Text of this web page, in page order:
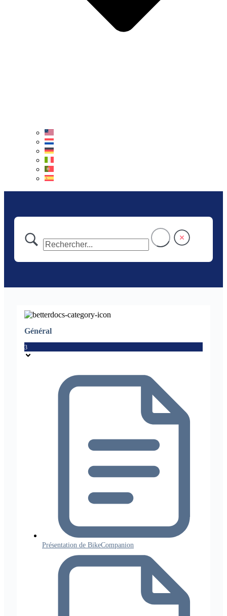
Général
3
Présentation de BikeCompanion